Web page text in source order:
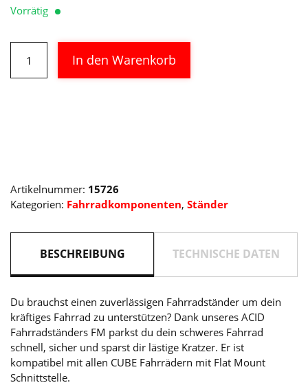
Vorrätig
Fahrradständer
FM
In den Warenkorb
Artikelnummer: 15726
Kategorien: Fahrradkomponenten, Ständer
BESCHREIBUNG TECHNISCHE DATEN
Du brauchst einen zuverlässigen Fahrradständer um dein
kräftiges Fahrrad zu unterstützen? Dank unseres ACID
Fahrradständers FM parkst du dein schweres Fahrrad
schnell, sicher und sparst dir lästige Kratzer. Er ist
kompatibel mit allen CUBE Fahrrädern mit Flat Mount
Schnittstelle.